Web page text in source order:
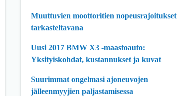
Muuttuvien moottoritien nopeusrajoitukset
tarkasteltavana
Uusi 2017 BMW X3 -maastoauto:
Yksityiskohdat, kustannukset ja kuvat
Suurimmat ongelmasi ajoneuvojen
jälleenmyyjien paljastamisessa